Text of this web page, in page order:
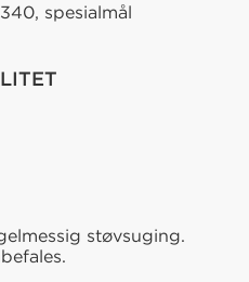
spesialmål
støvsuging.